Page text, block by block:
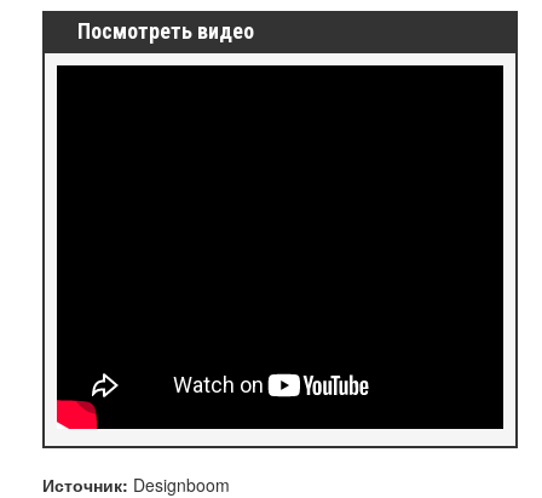
Посмотреть видео
Источник: Designboom